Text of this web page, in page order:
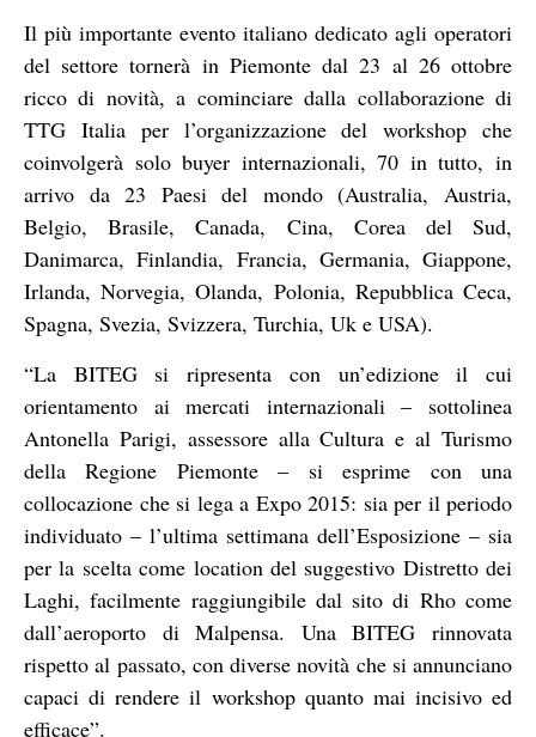
Il più importante evento italiano dedicato agli operatori
del settore tornerà in Piemonte dal 23 al 26 ottobre
ricco di novità, a cominciare dalla collaborazione di
TTG Italia per l’organizzazione del workshop che
coinvolgerà solo buyer internazionali, 70 in tutto, in
arrivo da 23 Paesi del mondo (Australia, Austria,
Belgio, Brasile, Canada, Cina, Corea del Sud,
Danimarca, Finlandia, Francia, Germania, Giappone,
Irlanda, Norvegia, Olanda, Polonia, Repubblica Ceca,
Spagna, Svezia, Svizzera, Turchia, Uk e USA).
“La BITEG si ripresenta con un’edizione il cui
orientamento ai mercati internazionali – sottolinea
Antonella Parigi, assessore alla Cultura e al Turismo
della Regione Piemonte – si esprime con una
collocazione che si lega a Expo 2015: sia per il periodo
individuato – l’ultima settimana dell’Esposizione – sia
per la scelta come location del suggestivo Distretto dei
Laghi, facilmente raggiungibile dal sito di Rho come
dall’aeroporto di Malpensa. Una BITEG rinnovata
rispetto al passato, con diverse novità che si annunciano
capaci di rendere il workshop quanto mai incisivo ed
efficace”.